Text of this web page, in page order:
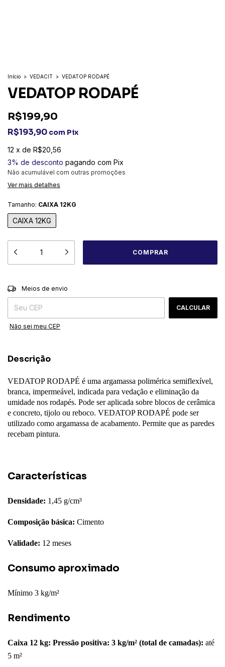
Início > VEDACIT > VEDATOP RODAPÉ
VEDATOP RODAPÉ
R$199,90
R$193,90 com Pix
12 x de R$20,56
3% de desconto pagando com Pix
Não acumulável com outras promoções
Ver mais detalhes
Tamanho: CAIXA 12KG
CAIXA 12KG
Entregas para o CEP:
Meios de envio
CALCULAR
Não sei meu CEP
Descrição
VEDATOP RODAPÉ é uma argamassa polimérica semiflexível,
branca, impermeável, indicada para vedação e eliminação da
umidade nos rodapés. Pode ser aplicada sobre blocos de cerâmica
e concreto, tijolo ou reboco. VEDATOP RODAPÉ pode ser
utilizado como argamassa de acabamento. Permite que as paredes
recebam pintura.
Características
Densidade: 1,45 g/cm³
Composição básica: Cimento
Validade: 12 meses
Consumo aproximado
Mínimo 3 kg/m²
Rendimento
Caixa 12 kg: Pressão positiva: 3 kg/m² (total de camadas): até
5 m²